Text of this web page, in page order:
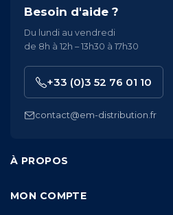
À PROPOS
MON COMPTE
Besoin d'aide ?
Du lundi au vendredi
de 8h à 12h – 13h30 à 17h30
+33 (0)3 52 76 01 10
contact@em-distribution.fr